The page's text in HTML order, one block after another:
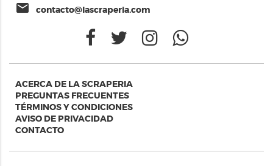
email contacto@lascraperia.com
ACERCA DE LA SCRAPERIA
PREGUNTAS FRECUENTES
TÉRMINOS Y CONDICIONES
AVISO DE PRIVACIDAD
CONTACTO